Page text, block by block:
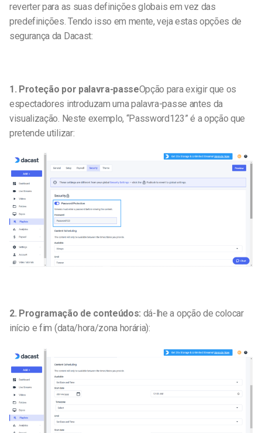
reverter para as suas definições globais em vez das
predefinições. Tendo isso em mente, veja estas opções de
segurança da Dacast:
1. Proteção por palavra-passeOpção para exigir que os
espectadores introduzam uma palavra-passe antes da
visualização. Neste exemplo, “Password123” é a opção que
pretende utilizar:
2. Programação de conteúdos: dá-lhe a opção de colocar
início e fim (data/hora/zona horária):